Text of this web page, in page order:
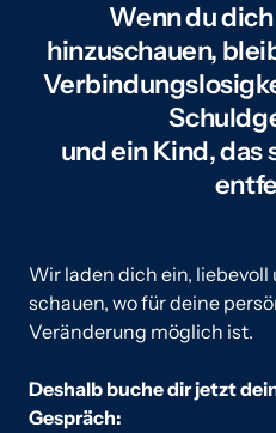
Wenn du dich
hinzuschauen,
und ein Kind, das
Wir laden dich ein, liebevoll
schauen, wo für deine
Veränderung möglich ist.
Deshalb buche dir jetzt
Gespräch: